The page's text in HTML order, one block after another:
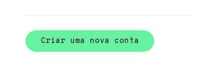
Criar uma nova conta